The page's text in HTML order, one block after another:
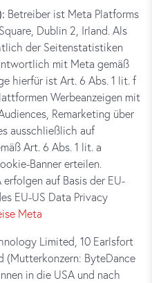
Betreiber ist Meta Platforms
Dublin 2, Irland. Als
der Seitenstatistiken
mit Meta gemäß
hierfür ist Art. 6 Abs. 1 lit. f
Werbeanzeigen mit
Remarketing über
ausschließlich auf
Art. 6 Abs. 1 lit. a
Banner erteilen.
auf Basis der EU-
EU-US Data Privacy
Meta
Limited, 10 Earlsfort
(Mutterkonzern: ByteDance
in die USA und nach